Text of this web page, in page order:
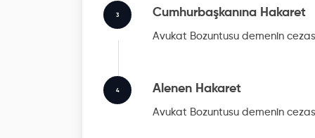
3 Cumhurbaşkanına Hakaret
Avukat Bozuntusu demenin
4 Alenen Hakaret
Avukat Bozuntusu demenin